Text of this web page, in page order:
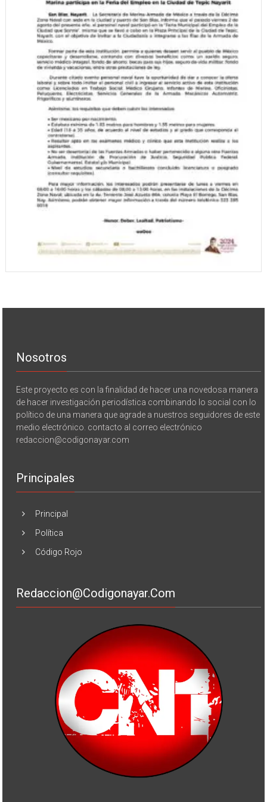
Nosotros
Este proyecto es con la finalidad de hacer una novedosa manera
de hacer investigación periodística combinando lo social con lo
político de una manera que agrade a nuestros seguidores de este
medio electrónico. contacto al correo electrónico
redaccion@codigonayar.com
Principales
Principal
Política
Código Rojo
Redaccion@codigonayar.com